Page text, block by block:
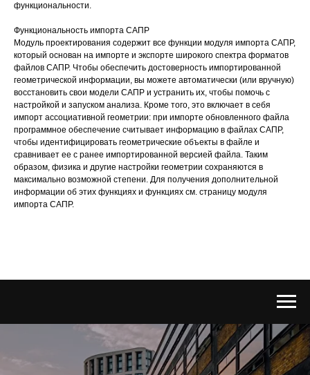
функциональности.
Функциональность импорта САПР
Модуль проектирования содержит все функции модуля импорта САПР,
который основан на импорте и экспорте широкого спектра форматов
файлов САПР. Чтобы обеспечить достоверность импортированной
геометрической информации, вы можете автоматически (или вручную)
восстановить свои модели САПР и устранить их, чтобы помочь с
настройкой и запуском анализа. Кроме того, это включает в себя
импорт ассоциативной геометрии: при импорте обновленного файла
программное обеспечение считывает информацию в файлах САПР,
чтобы идентифицировать геометрические объекты в файле и
сравнивает ее с ранее импортированной версией файла. Таким
образом, физика и другие настройки геометрии сохраняются в
максимально возможной степени. Для получения дополнительной
информации об этих функциях и функциях см. страницу модуля
импорта САПР.